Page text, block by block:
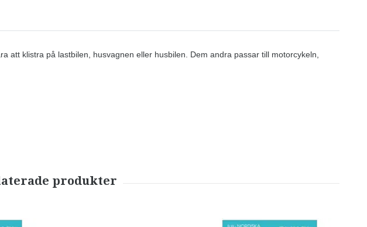
att klistra på lastbilen, husvagnen eller husbilen. Dem andra passar till motorcykeln,